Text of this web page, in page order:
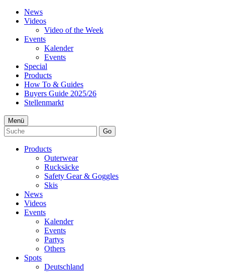
News
Videos
Video of the Week
Events
Kalender
Events
Special
Products
How To & Guides
Buyers Guide 2025/26
Stellenmarkt
Menü
Go
Products
Outerwear
Rucksäcke
Safety Gear & Goggles
Skis
News
Videos
Events
Kalender
Events
Partys
Others
Spots
Deutschland